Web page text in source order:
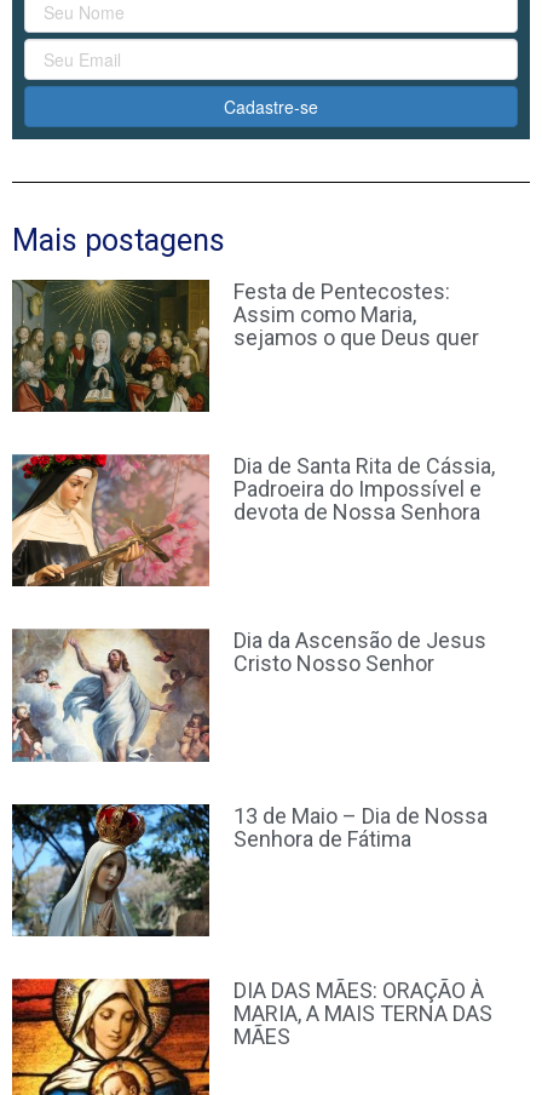
Cadastre-se
Mais postagens
Festa de Pentecostes:
Assim como Maria,
sejamos o que Deus quer
Dia de Santa Rita de Cássia,
Padroeira do Impossível e
devota de Nossa Senhora
Dia da Ascensão de Jesus
Cristo Nosso Senhor
13 de Maio – Dia de Nossa
Senhora de Fátima
DIA DAS MÃES: ORAÇÃO À
MARIA, A MAIS TERNA DAS
MÃES